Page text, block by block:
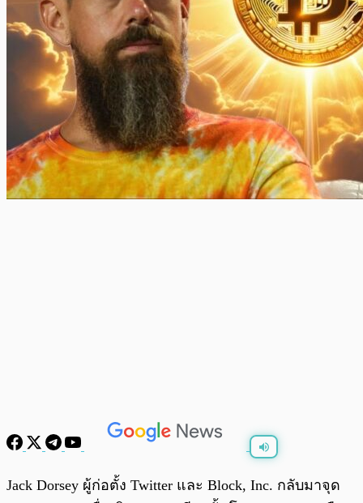
0:00/
Jack Dorsey ผู้ก่อตั้ง Twitter และ Block, Inc. กลับมาจุด